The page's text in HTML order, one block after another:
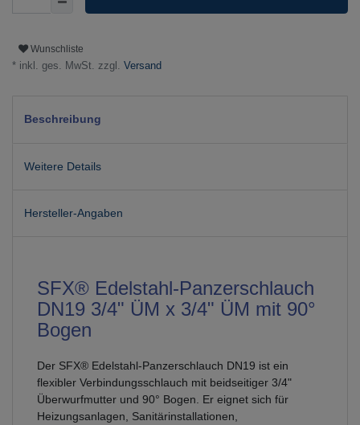
Wunschliste
* inkl. ges. MwSt. zzgl. Versand
Beschreibung
Weitere Details
Hersteller-Angaben
SFX® Edelstahl-Panzerschlauch
DN19 3/4" ÜM x 3/4" ÜM mit 90°
Bogen
Der SFX® Edelstahl-Panzerschlauch DN19 ist ein
flexibler Verbindungsschlauch mit beidseitiger 3/4"
Überwurfmutter und 90° Bogen. Er eignet sich für
Heizungsanlagen, Sanitärinstallationen,